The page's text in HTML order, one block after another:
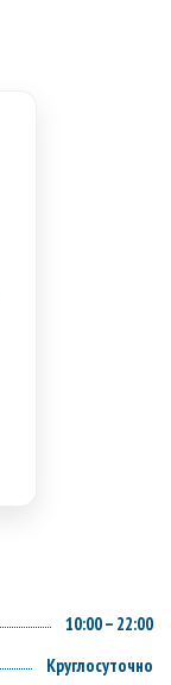
10:00 – 22:00
Круглосуточно